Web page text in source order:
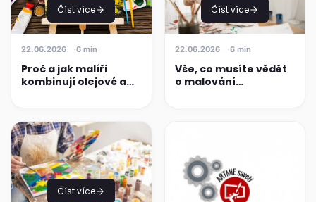
Číst více
22.06.2026 6 min
Proč a jak malíři
kombinují olejové a
Číst více
22.06.2026 6 min
Vše, co musíte vědět
o malování
Číst více